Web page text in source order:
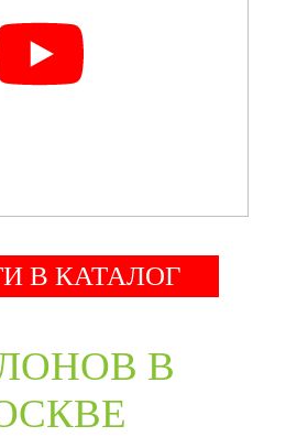
В КАТАЛОГ
В